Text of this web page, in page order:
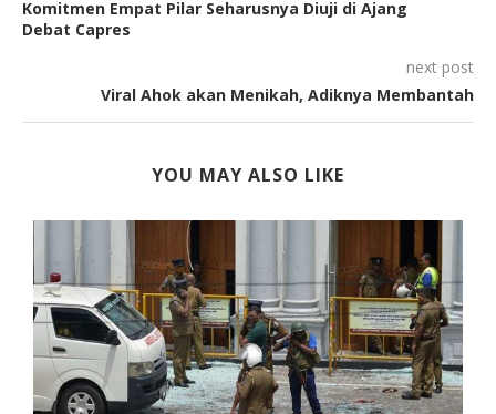
Komitmen Empat Pilar Seharusnya Diuji di Ajang
Debat Capres
next post
Viral Ahok akan Menikah, Adiknya Membantah
YOU MAY ALSO LIKE